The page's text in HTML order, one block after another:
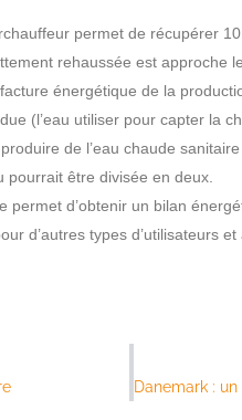
permet de récupérer
rehaussée est approche
énergétique de la
(l’eau utiliser pour capter la
de l’eau chaude
pourrait être divisée en deux.
d’obtenir un bilan
d’autres types d’utilisateurs